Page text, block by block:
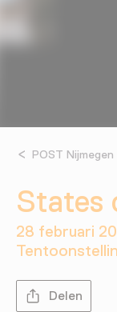
POST Nijmegen
States
28 februari
Delen